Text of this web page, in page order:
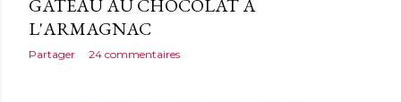
GÂTEAU AU CHOCOLAT À
L'ARMAGNAC
Partager 24 commentaires